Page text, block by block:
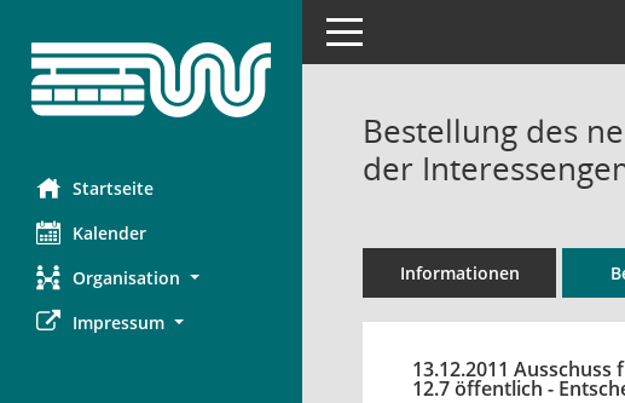
Startseite
Kalender
Organisation
Impressum
Toggle navigation
Bestellung des
der
Informationen
13.12.2011
12.7 öffentlich -